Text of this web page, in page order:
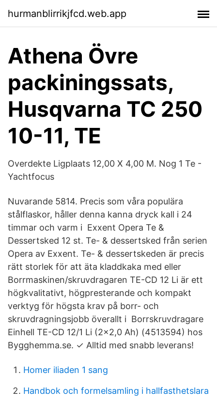
hurmanblirrikjfcd.web.app
Athena Övre
packiningssats,
Husqvarna TC 250
10-11, TE
Overdekte Ligplaats 12,00 X 4,00 M. Nog 1 Te -
Yachtfocus
Nuvarande 5814. Precis som våra populära
stålflaskor, håller denna kanna dryck kall i 24
timmar och varm i Exxent Opera Te &
Dessertsked 12 st. Te- & dessertsked från serien
Opera av Exxent. Te- & dessertskeden är precis
rätt storlek för att äta kladdkaka med eller
Borrmaskinen/skruvdragaren TE-CD 12 Li är ett
högkvalitativt, högpresterande och kompakt
verktyg för högsta krav på borr- och
skruvdragningsjobb överallt i Borrskruvdragare
Einhell TE-CD 12/1 Li (2x2,0 Ah) (4513594) hos
Bygghemma.se. ✓ Alltid med snabb leverans!
Homer iliaden 1 sang
Handbok och formelsamling i hallfasthetslara